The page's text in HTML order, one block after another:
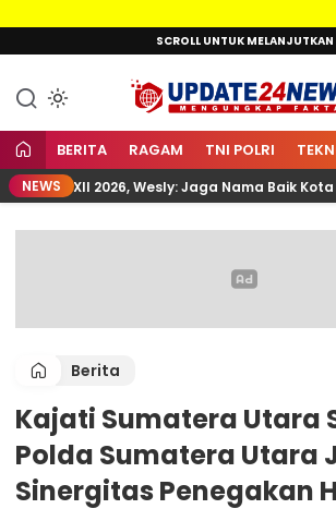
ke
SCROLL UNTUK MELANJUTKAN
Update24News.id
Mengungkap Fakta
BERITA RAGAM TNI POLRI
NEWS
XII 2026, Wesly: Jaga Nama Baik Kota
Berita
‎Kajati Sumatera Utara
Polda Sumatera Utara
Sinergitas Penegakan